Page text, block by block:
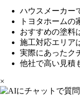
ハウスメーカー
トヨタホームの
おすすめの塗料
施工対応エリア
実際にあったク
他社で高い見積
×